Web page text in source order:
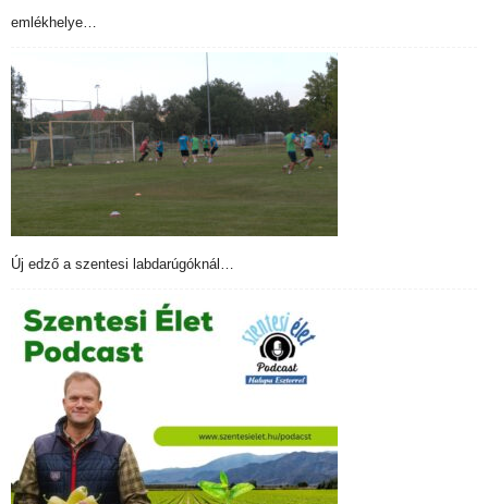
emlékhelye…
Új edző a szentesi labdarúgóknál…